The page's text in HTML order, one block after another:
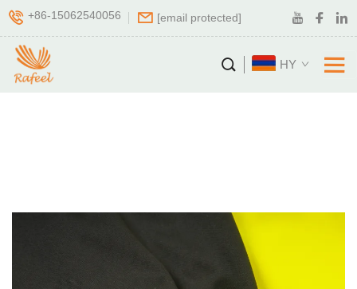
+86-15062540056 [email protected]
HY